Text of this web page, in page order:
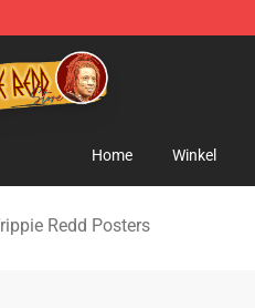
Redd Merchandise Shop
Home Winkel
Redd Posters